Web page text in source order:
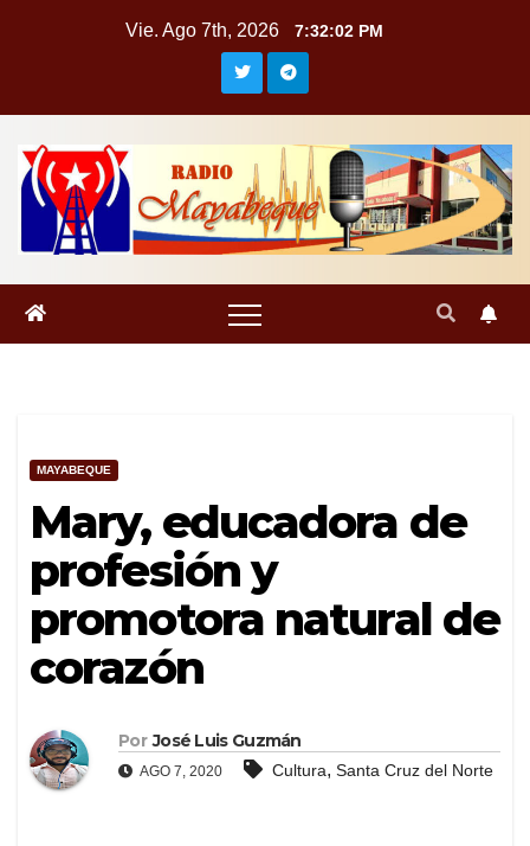
Vie. Ago 7th, 2026 7:32:03 PM
MAYABEQUE
Mary, educadora de
profesión y
promotora natural de
corazón
Por José Luis Guzmán
AGO 7, 2020 Cultura, Santa Cruz del Norte